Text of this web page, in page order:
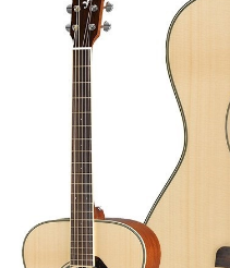
エレキギター
ベース
ドラム
キーボード